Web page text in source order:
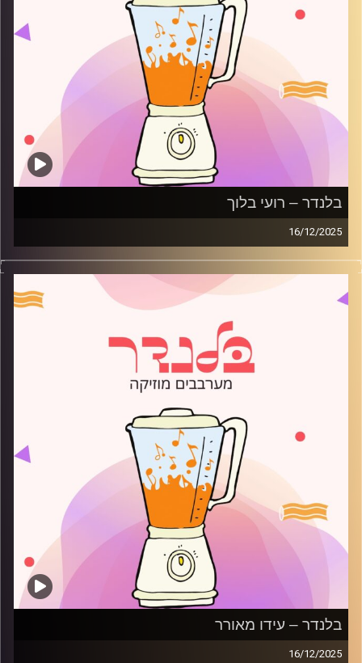
בלנדר – רועי בלוך
16/12/2025
מוזיקה רגועה לפתוח איתה את הבוקר בהגשת רועי בלוך
קרדיט תמונות:
AudioVersity
בלנדר – עידו מאורר
16/12/2025